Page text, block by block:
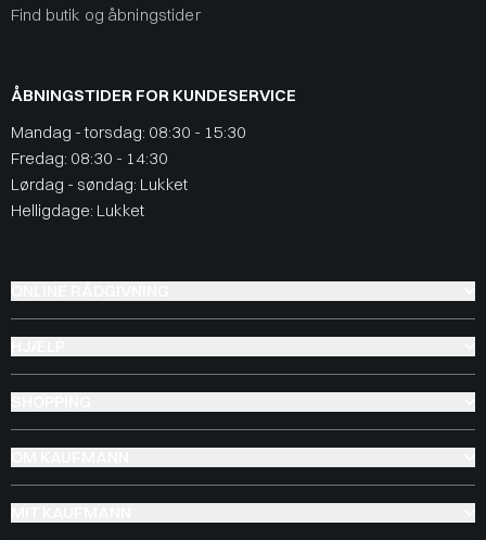
Find butik og åbningstider
ÅBNINGSTIDER FOR KUNDESERVICE
Mandag - torsdag: 08:30 - 15:30
Fredag: 08:30 - 14:30
Lørdag - søndag: Lukket
Helligdage: Lukket